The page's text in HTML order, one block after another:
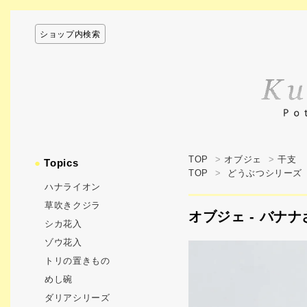
ショップ内検索
TOP > オブジェ > 干支
TOP
> どうぶつシリーズ
オブジェ - バナナ
●Topics
ハナライオン
草吹きクジラ
シカ花入
ゾウ花入
トリの置きもの
めし碗
ダリアシリーズ